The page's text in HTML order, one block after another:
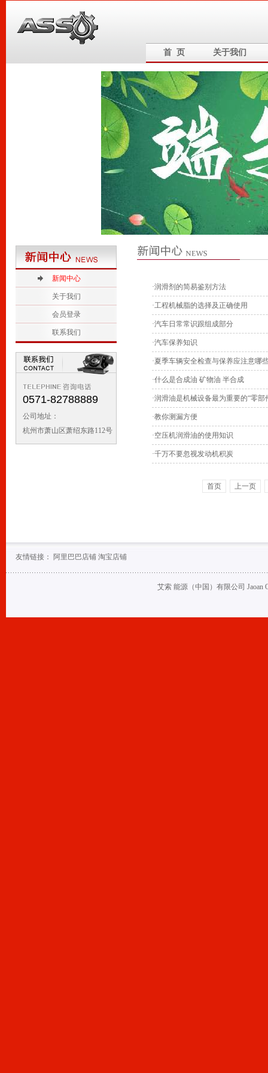
首 页 关于我们
5
3
新闻中心
关于我们
会员登录
联系我们
0571-82788889
公司地址：
杭州市萧山区萧绍东路112号
·润滑剂的简易鉴别方法
·工程机械脂的选择及正确使用
·汽车日常常识跟组成部分
·汽车保养知识
·夏季车辆安全检查与保养应注意哪
·什么是合成油 矿物油 半合成
·润滑油是机械设备最为重要的“零部
·教你测漏方便
·空压机润滑油的使用知识
·千万不要忽视发动机积炭
首页 上一页
友情链接： 阿里巴巴店铺 淘宝店铺
艾索 能源（中国）有限公司 Jaoan